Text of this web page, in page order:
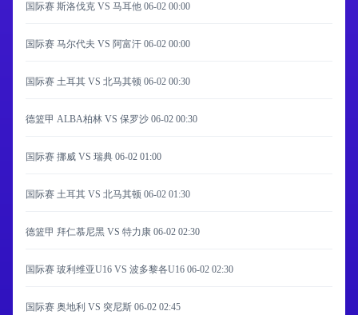
国际赛 斯洛伐克 VS 马耳他 06-02 00:00
国际赛 马尔代夫 VS 阿富汗 06-02 00:00
国际赛 土耳其 VS 北马其顿 06-02 00:30
德篮甲 ALBA柏林 VS 保罗沙 06-02 00:30
国际赛 挪威 VS 瑞典 06-02 01:00
国际赛 土耳其 VS 北马其顿 06-02 01:30
德篮甲 拜仁慕尼黑 VS 特力康 06-02 02:30
国际赛 玻利维亚U16 VS 波多黎各U16 06-02 02:30
国际赛 奥地利 VS 突尼斯 06-02 02:45